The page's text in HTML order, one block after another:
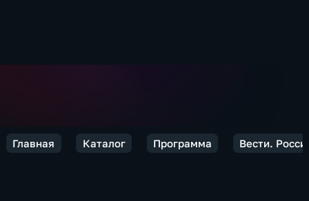
Главная Каталог Программа Вести.